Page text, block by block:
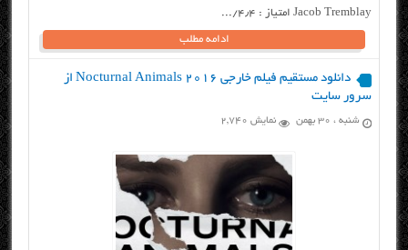
Jacob Tremblay امتیاز : ۴٫۴/...
ادامه مطلب
دانلود مستقیم فیلم خارجی Nocturnal Animals 2016 از
سرور سایت
شنبه ، ۳۰ بهمن نمایش 2,740